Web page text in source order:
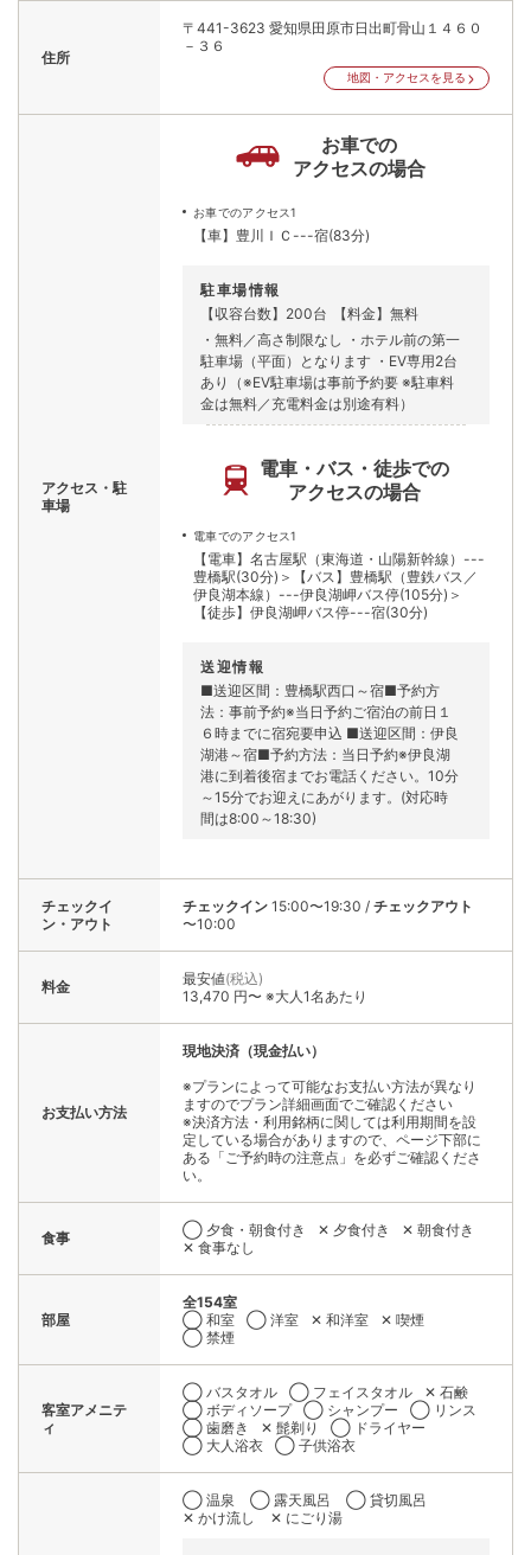
住所
〒441-3623 愛知県田原市日出町骨山１４６０
－３６
地図・アクセスを見る
アクセス・駐
車場
お車での
アクセスの場合
お車でのアクセス1
【車】豊川ＩＣ---宿(83分)
駐車場情報
【収容台数】200台
【料金】無料
・無料／高さ制限なし ・ホテル前の第一
駐車場（平面）となります ・EV専用2台
あり（※EV駐車場は事前予約要 ※駐車料
金は無料／充電料金は別途有料）
電車・バス・徒歩での
アクセスの場合
電車でのアクセス1
【電車】名古屋駅（東海道・山陽新幹線）---
豊橋駅(30分)＞【バス】豊橋駅（豊鉄バス／
伊良湖本線）---伊良湖岬バス停(105分)＞
【徒歩】伊良湖岬バス停---宿(30分)
送迎情報
■送迎区間：豊橋駅西口～宿■予約方
法：事前予約※当日予約ご宿泊の前日１
６時までに宿宛要申込 ■送迎区間：伊良
湖港～宿■予約方法：当日予約※伊良湖
港に到着後宿までお電話ください。10分
～15分でお迎えにあがります。(対応時
間は8:00～18:30)
チェックイ
ン・アウト
チェックイン 15:00〜19:30 / チェックアウト
〜10:00
料金 最安値(税込)
13,470 円〜 ※大人1名あたり
お支払い方法
現地決済（現金払い）
※プランによって可能なお支払い方法が異なり
ますのでプラン詳細画面でご確認ください
※決済方法・利用銘柄に関しては利用期間を設
定している場合がありますので、ページ下部に
ある「ご予約時の注意点」を必ずご確認くださ
い。
食事 ◯ 夕食・朝食付き ✕ 夕食付き
✕ 朝食付き
✕ 食事なし
部屋
全154室
◯ 和室
◯ 洋室 ✕ 和洋室
✕ 喫煙
◯ 禁煙
客室アメニテ
ィ
◯ バスタオル ◯ フェイスタオル
✕ 石鹸
◯ ボディソープ
◯ シャンプー
◯ リンス
◯ 歯磨き
✕ 髭剃り
◯ ドライヤー
◯ 大人浴衣
◯ 子供浴衣
◯ 温泉 ◯ 露天風呂
◯ 貸切風呂
✕ かけ流し
✕ にごり湯